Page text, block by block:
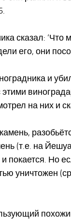
сказал:
его, они
и
на них и
(т.е. на
Но
уничтожен